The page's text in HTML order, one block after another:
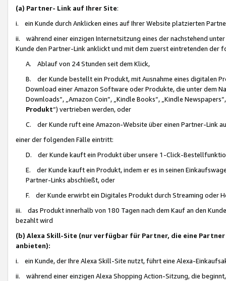
(a) Partner- Link auf Ihrer Site:
i. ein Kunde durch Anklicken eines auf Ihrer Website platzierten
ii. während einer einzigen Internetsitzung eines der nachstehend
Kunde den Partner-Link anklickt und mit dem zuerst eintretenden der
A. Ablauf von 24 Stunden seit dem Klick,
B. der Kunde bestellt ein Produkt, mit Ausnahme eines digitalen
Download einer Amazon Software oder Produkte, die unter dem
Downloads“, „Amazon Coin“, „Kindle Books“, „Kindle
Produkt“) vertrieben werden, oder
C. der Kunde ruft eine Amazon-Website über einen Partner-Link
einer der folgenden Fälle eintritt:
D. der Kunde kauft ein Produkt über unsere 1-Click-
E. der Kunde kauft ein Produkt, indem er es in seinen
Partner-Links abschließt, oder
F. der Kunde erwirbt ein Digitales Produkt durch Streaming oder
iii. das Produkt innerhalb von 180 Tagen nach dem Kauf an den
bezahlt wird
(b) Alexa Skill-Site (nur verfügbar für Partner, die eine
anbieten):
i. ein Kunde, der Ihre Alexa Skill-Site nutzt, führt eine Alexa-
ii. während einer einzigen Alexa Shopping Action-Sitzung, die